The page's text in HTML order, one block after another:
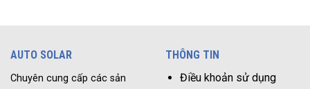
AUTO SOLAR
Chuyên cung cấp các sản
THÔNG TIN
Điều khoản sử dụng